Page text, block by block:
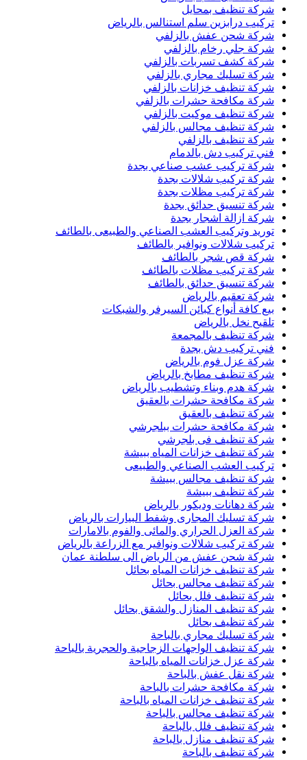
شركة تنظيف بمحايل
تركيب درابزين سلم استنالس بالرياض
شركة شحن عفش بالزلفي
شركة جلي رخام بالزلفي
شركة كشف تسربات بالزلفي
شركة تسليك مجاري بالزلفي
شركة تنظيف خزانات بالزلفي
شركة مكافحة حشرات بالزلفي
شركة تنظيف موكيت بالزلفي
شركة تنظيف مجالس بالزلفي
شركة تنظيف بالزلفي
فني تركيب دش بالدمام
شركة تركيب عشب صناعي بجدة
شركة تركيب شلالات بجدة
شركة تركيب مظلات بجدة
شركة تنسيق حدائق بجدة
شركة ازالة اشجار بجدة
توريد وتركيب العشب الصناعي والطبيعى بالطائف
تركيب شلالات ونوافير بالطائف
شركة قص شجر بالطائف
شركة تركيب مظلات بالطائف
شركة تنسيق حدائق بالطائف
شركة تعقيم بالرياض
بيع كافة أنواع كبائن السيرفر والشبكات
تلقيح نخل بالرياض
شركة تنظيف بالمجمعة
فني تركيب دش بجدة
شركة عزل فوم بالرياض
شركة تنظيف مطابخ بالرياض
شركة هدم وبناء وتشطيب بالرياض
شركة مكافحة حشرات بالعقيق
شركة تنظيف بالعقيق
شركة مكافحة حشرات ببلجرشي
شركة تنظيف فى بلجرشي
شركة تنظيف خزانات المياه ببيشة
تركيب العشب الصناعي والطبيعى
شركة تنظيف مجالس ببيشة
شركة تنظيف ببيشة
شركة دهانات وديكور بالرياض
شركة تسليك المجارى وشفط البيارات بالرياض
شركة العزل الحراري والمائى والفوم بالامارات
شركة تركيب شلالات ونوافير مع الزراعة بالرياض
شركة شحن عفش من الرياض الى سلطنة عمان
شركة تنظيف خزانات المياه بحائل
شركة تنظيف مجالس بحائل
شركة تنظيف فلل بحائل
شركة تنظيف المنازل والشقق بحائل
شركة تنظيف بحائل
شركة تسليك مجاري بالباحة
شركة تنظيف الواجهات الزجاجية والحجرية بالباحة
شركة عزل خزانات المياه بالباحة
شركة نقل عفش بالباحة
شركة مكافحة حشرات بالباحة
شركة تنظيف خزانات المياه بالباحة
شركة تنظيف مجالس بالباحة
شركة تنظيف فلل بالباحة
شركة تنظيف منازل بالباحة
شركة تنظيف بالباحة